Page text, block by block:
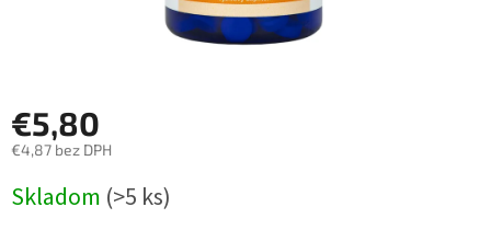
€5,80
€4,87 bez DPH
cena:
Skladom (>5 ks)